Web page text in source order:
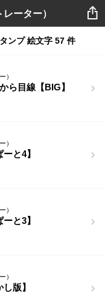
ーター）
ンプ 絵文字 57 件
）
ら目線【BIG】
）
と4】
）
と3】
）
版】